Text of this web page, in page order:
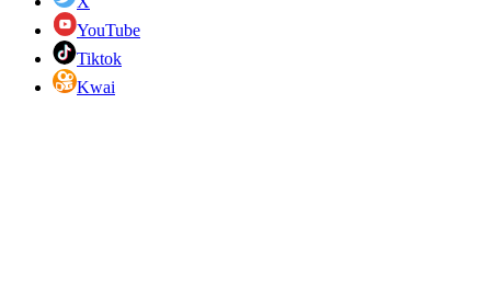
YouTube
Tiktok
Kwai